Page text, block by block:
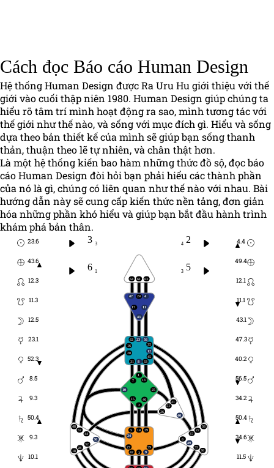
Cách đọc Báo cáo Human Design
Hệ thống Human Design được Ra Uru Hu giới thiệu với thế
giới vào cuối thập niên 1980. Human Design giúp chúng ta
hiểu rõ tâm trí mình hoạt động ra sao, mình tương tác với
thế giới như thế nào, và sống với mục đích gì. Hiểu và sống
dựa theo bản thiết kế của mình sẽ giúp bạn sống thanh
thản, thuận theo lẽ tự nhiên, và chân thật hơn.
Là một hệ thống kiến bao hàm những thức đồ sộ, đọc báo
cáo Human Design đòi hỏi bạn phải hiểu các thành phần
của nó là gì, chúng có liên quan như thế nào với nhau. Bài
hướng dẫn này sẽ cung cấp kiến thức nền tảng, đơn giản
hóa những phần khó hiểu và giúp bạn bắt đầu hành trình
khám phá bản thân.
23.6
43.6
12.3
11.3
12.5
23.1
52.3
8.5
9.3
50.4
9.3
10.1
33
6 1
42
35
36
22
37
6
49
55
30
21
26
51
40
50
32
28
18
48
57
44
14 29
5
34
27
42 9
3
59
1
7 13
25
10
15
2
46
8 33
31
20
16
62 23 56
35
12
45
24
47 4
17
43
11
64 61 63
4.4
49.4
12.1
11.1
43.1
47.3
40.2
56.5
34.2
50.4
34.6
11.5